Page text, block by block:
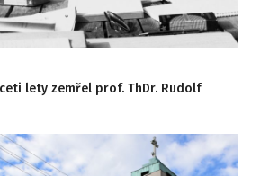
lety zemřel prof. ThDr. Rudolf